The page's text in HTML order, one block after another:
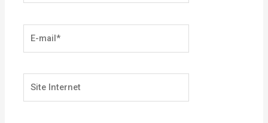
mail*
Internet